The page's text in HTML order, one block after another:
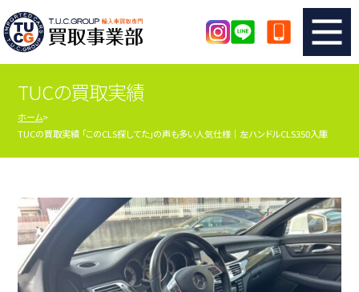
TUCのカンタン査定
査定の注意事項 メーカー別査定フォーム
店舗紹介 スタッフ紹介
シリアルナンバーの解説 アクセスマップ
TUCの買取実績
ホーム
TUCの買取実績 「このCLS探してた」の声も多い人気仕様｜左ハンドルCLS350入庫